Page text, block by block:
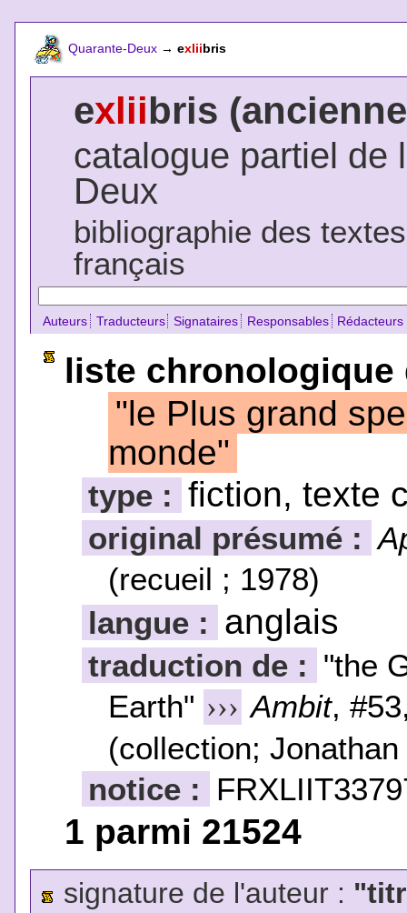
Quarante-Deux → exliibris
exliibris
catalogue partiel de
Deux
bibliographie des
français
Auteurs Traducteurs Signataires Responsables Rédacteurs
liste chronologique
"le Plus grand
monde"
type : fiction, texte
original présumé :
(recueil ; 1978)
langue : anglais
traduction de : "the
Earth" ››› Ambit,
(collection;
notice :
1 parmi 21524
signature de l'auteur :